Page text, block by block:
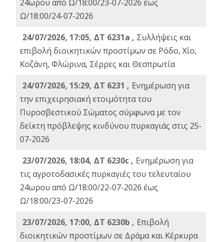
24ωρου από Ω/18:00/23-07-2026 έως
Ω/18:00/24-07-2026
24/07/2026, 17:05, ΔΤ 6231a , Συλλήψεις και
επιβολή διοικητικών προστίμων σε Ρόδο, Χίο,
Κοζάνη, Φλώρινα, Σέρρες και Θεσπρωτία
24/07/2026, 15:29, ΔΤ 6231 , Ενημέρωση για
την επιχειρησιακή ετοιμότητα του
Πυροσβεστικού Σώματος σύμφωνα με τον
δείκτη πρόβλεψης κινδύνου πυρκαγιάς στις 25-
07-2026
23/07/2026, 18:04, ΔΤ 6230c , Ενημέρωση για
τις αγροτοδασικές πυρκαγιές του τελευταίου
24ωρου από Ω/18:00/22-07-2026 έως
Ω/18:00/23-07-2026
23/07/2026, 17:00, ΔΤ 6230b , Επιβολή
διοικητικών προστίμων σε Δράμα και Κέρκυρα